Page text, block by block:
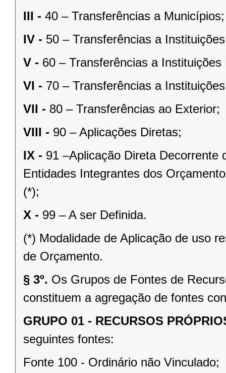
III - 40 – Transferências a Municípios;
IV - 50 – Transferências a
V - 60 – Transferências a
VI - 70 – Transferências a
VII - 80 – Transferências ao Exterior;
VIII - 90 – Aplicações Diretas;
IX - 91 –Aplicação Direta Decorrente
Entidades Integrantes dos
(*);
X - 99 – A ser Definida.
(*) Modalidade de Aplicação de uso
de Orçamento.
§ 3º. Os Grupos de Fontes de
constituem a agregação de fontes
GRUPO 01 - RECURSOS
seguintes fontes:
Fonte 100 - Ordinário não Vinculado;